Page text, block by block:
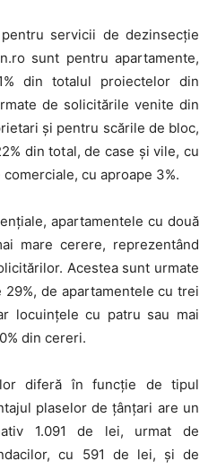
servicii de dezinsecție
sunt pentru apartamente,
din totalul proiectelor din
de solicitările venite din
și pentru scările de bloc,
din total, de case și vile, cu
cu aproape 3%.
apartamentele cu două
mare cerere, reprezentând
Acestea sunt urmate
de apartamentele cu trei
locuințele cu patru sau mai
din cereri.
diferă în funcție de tipul
plaselor de țânțari are un
1.091 de lei, urmat de
cu 591 de lei, și de